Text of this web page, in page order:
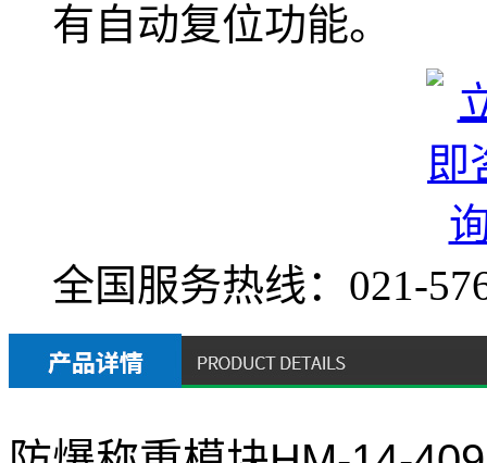
有自动复位功能。
全国服务热线： 021-